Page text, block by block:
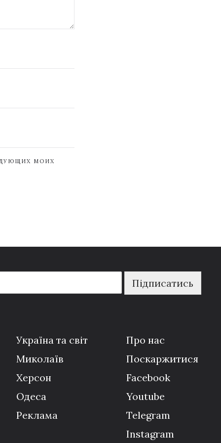
МОИХ
Підписатись
Україна та світ
Миколаїв
Херсон
Одеса
Реклама
Про нас
Поскаржитися
Facebook
Youtube
Telegram
Instagram